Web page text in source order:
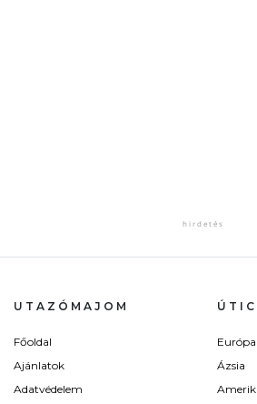
UTAZÓMAJOM
Főoldal
Ajánlatok
Adatvédelem
Európa
Ázsia